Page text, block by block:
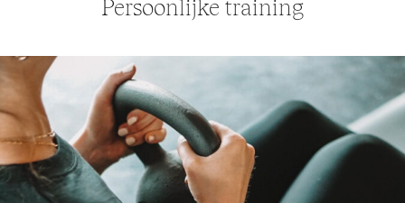
Persoonlijke training